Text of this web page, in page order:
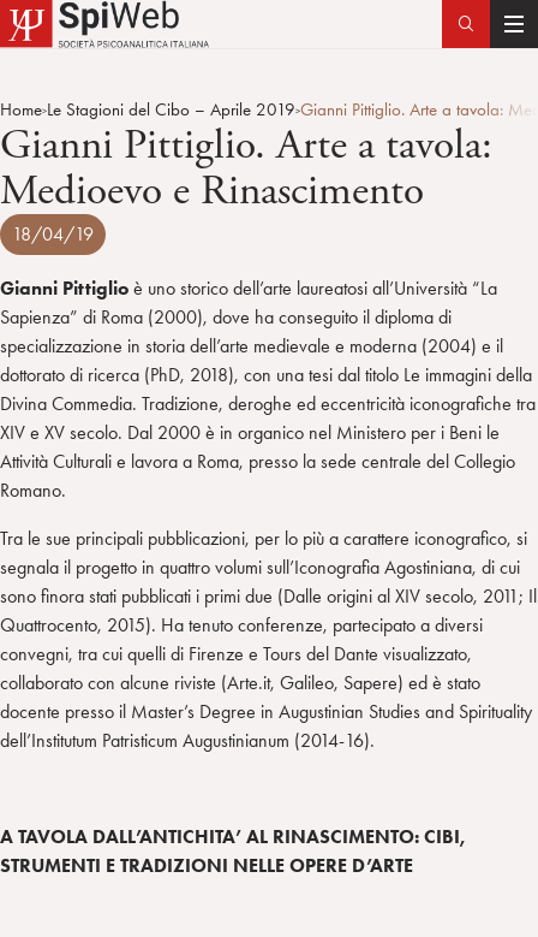
T
g
t
n
Home>Le Stagioni del Cibo – Aprile 2019>Gianni Pittiglio. Arte a tavola:
Gianni Pittiglio. Arte a tavola:
Medioevo e Rinascimento
18/04/19
Gianni Pittiglio è uno storico dell’arte laureatosi all’Università “La
Sapienza” di Roma (2000), dove ha conseguito il diploma di
specializzazione in storia dell’arte medievale e moderna (2004) e il
dottorato di ricerca (PhD, 2018), con una tesi dal titolo Le immagini della
Divina Commedia. Tradizione, deroghe ed eccentricità iconografiche tra
XIV e XV secolo. Dal 2000 è in organico nel Ministero per i Beni le
Attività Culturali e lavora a Roma, presso la sede centrale del Collegio
Romano.
Tra le sue principali pubblicazioni, per lo più a carattere iconografico, si
segnala il progetto in quattro volumi sull’Iconografia Agostiniana, di cui
sono finora stati pubblicati i primi due (Dalle origini al XIV secolo, 2011; Il
Quattrocento, 2015). Ha tenuto conferenze, partecipato a diversi
convegni, tra cui quelli di Firenze e Tours del Dante visualizzato,
collaborato con alcune riviste (Arte.it, Galileo, Sapere) ed è stato
docente presso il Master’s Degree in Augustinian Studies and Spirituality​
dell’Institutum Patristicum Augustinianum (2014-16).
A TAVOLA DALL’ANTICHITA’ AL RINASCIMENTO: CIBI,
STRUMENTI E TRADIZIONI NELLE OPERE D’ARTE